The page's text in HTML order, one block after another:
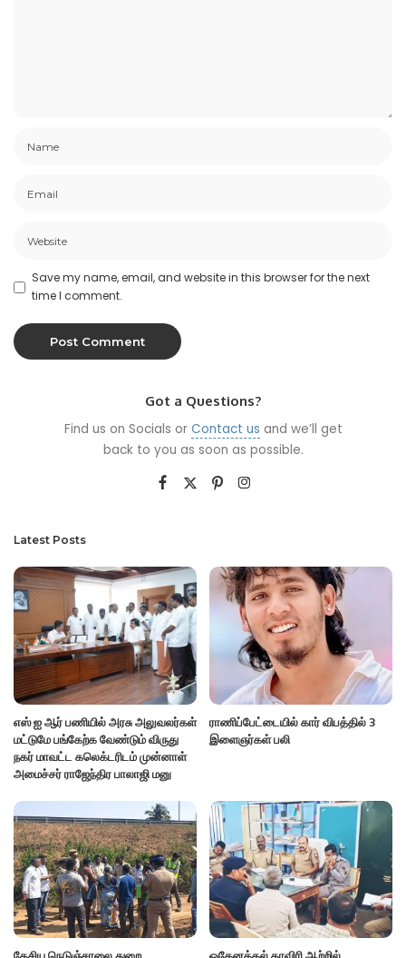
Save my name, email, and website in this browser for the next
time I comment.
Got a Questions?
Find us on Socials or Contact us and we’ll get
back to you as soon as possible.
Latest Posts
எஸ் ஐ ஆர் பணியில் அரசு அலுவலர்கள்
மட்டுமே பங்கேற்க வேண்டும் விருது
நகர் மாவட்ட கலெக்டரிடம் முன்னாள்
அமைச்சர் ராஜேந்திர பாலாஜி மனு
ராணிப்பேட்டையில் கார் விபத்தில் 3
இளைஞர்கள் பலி